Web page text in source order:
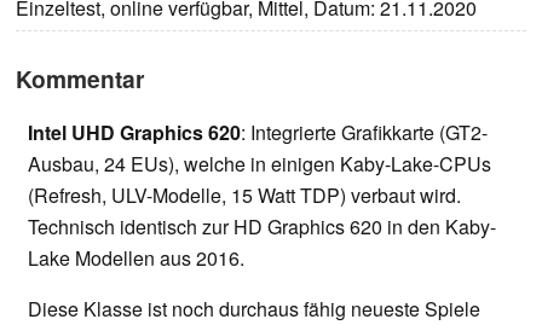
Einzeltest, online verfügbar, Mittel, Datum: 21.11.2020
Kommentar
Intel UHD Graphics 620: Integrierte Grafikkarte (GT2-
Ausbau, 24 EUs), welche in einigen Kaby-Lake-CPUs
(Refresh, ULV-Modelle, 15 Watt TDP) verbaut wird.
Technisch identisch zur HD Graphics 620 in den Kaby-
Lake Modellen aus 2016.
Diese Klasse ist noch durchaus fähig neueste Spiele